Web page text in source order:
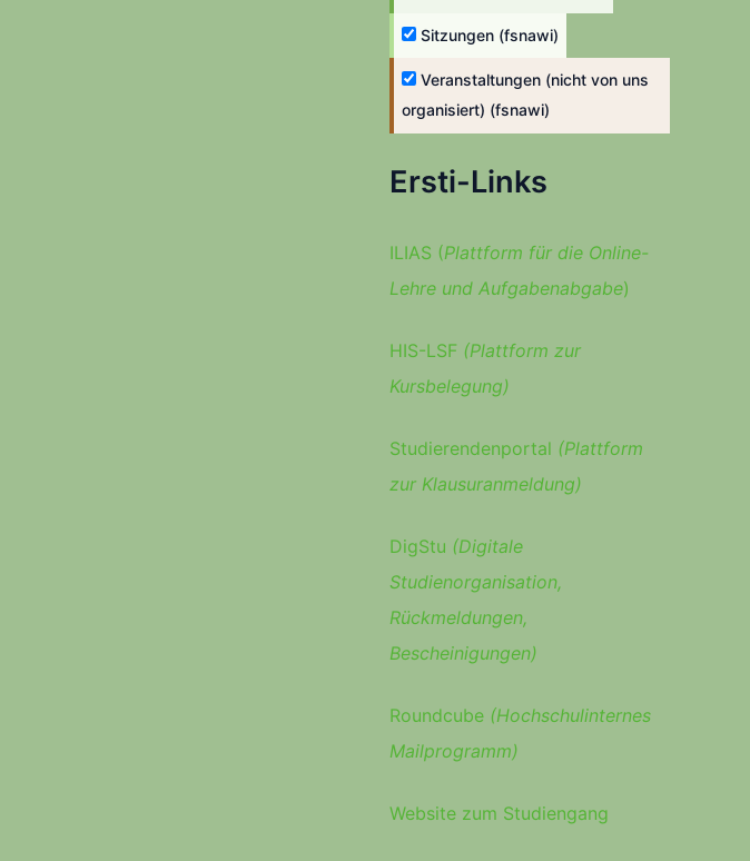
Sitzungen (fsnawi)
Veranstaltungen (nicht von uns
organisiert) (fsnawi)
Ersti-Links
ILIAS (Plattform für die Online-
Lehre und Aufgabenabgabe)
HIS-LSF (Plattform zur
Kursbelegung)
Studierendenportal (Plattform
zur Klausuranmeldung)
DigStu (Digitale
Studienorganisation,
Rückmeldungen,
Bescheinigungen)
Roundcube (Hochschulinternes
Mailprogramm)
Website zum Studiengang